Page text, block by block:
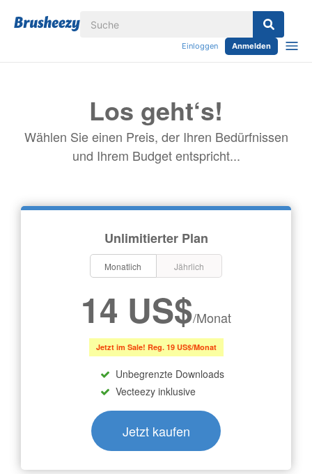
Einloggen Anmelden
Los geht‘s!
Wählen Sie einen Preis, der Ihren Bedürfnissen
und Ihrem Budget entspricht...
Unlimitierter Plan
Monatlich Jährlich
14 US$/Monat
Jetzt im Sale! Reg. 19 US$/Monat
Unbegrenzte Downloads
Vecteezy inklusive
Jetzt kaufen